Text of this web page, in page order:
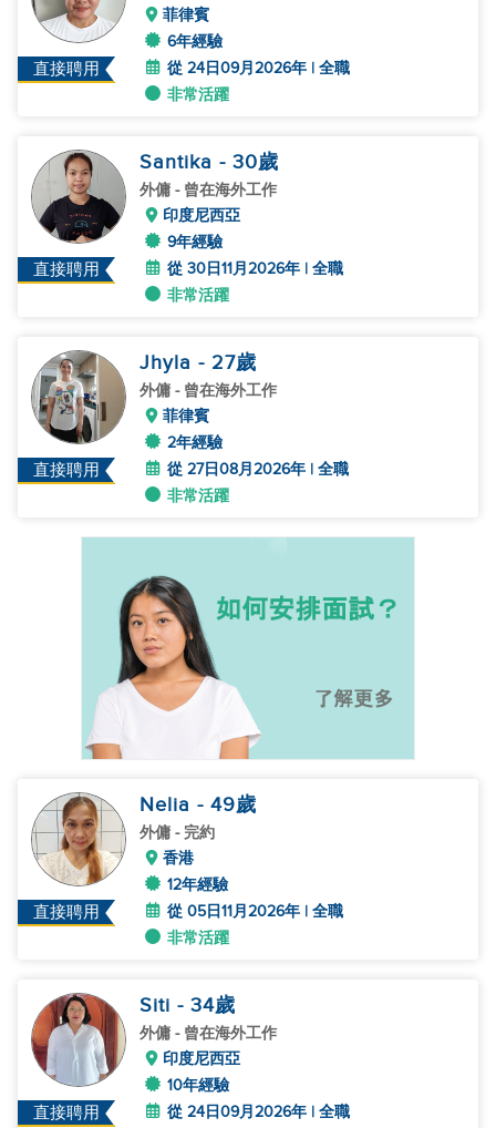
直接聘用
菲律賓
6年經驗
從 24日09月2026年 | 全職
非常活躍
直接聘用
Santika - 30歲
外傭 - 曾在海外工作
印度尼西亞
9年經驗
從 30日11月2026年 | 全職
非常活躍
直接聘用
Jhyla - 27歲
外傭 - 曾在海外工作
菲律賓
2年經驗
從 27日08月2026年 | 全職
非常活躍
直接聘用
Nelia - 49歲
外傭 - 完約
香港
12年經驗
從 05日11月2026年 | 全職
非常活躍
直接聘用
Siti - 34歲
外傭 - 曾在海外工作
印度尼西亞
10年經驗
從 24日09月2026年 | 全職